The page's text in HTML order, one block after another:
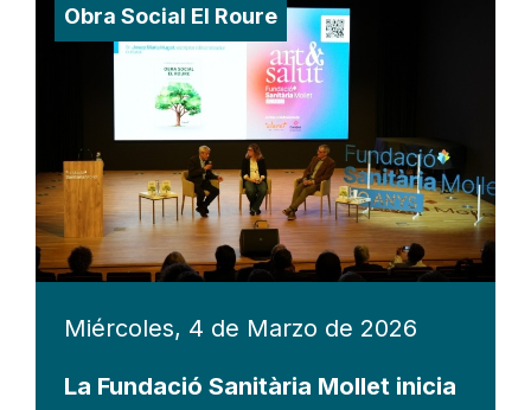
Obra Social El Roure
Miércoles, 4 de Marzo de 2026
La Fundació Sanitària Mollet inicia